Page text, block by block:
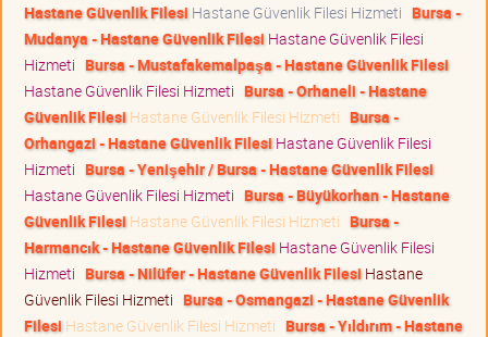
Hastane Güvenlik Filesi Hastane Güvenlik Filesi Hizmeti Bursa -
Mudanya - Hastane Güvenlik Filesi Hastane Güvenlik Filesi
Hizmeti Bursa - Mustafakemalpaşa - Hastane Güvenlik Filesi
Hastane Güvenlik Filesi Hizmeti Bursa - Orhaneli - Hastane
Güvenlik Filesi Hastane Güvenlik Filesi Hizmeti Bursa -
Orhangazi - Hastane Güvenlik Filesi Hastane Güvenlik Filesi
Hizmeti Bursa - Yenişehir / Bursa - Hastane Güvenlik Filesi
Hastane Güvenlik Filesi Hizmeti Bursa - Büyükorhan - Hastane
Güvenlik Filesi Hastane Güvenlik Filesi Hizmeti Bursa -
Harmancık - Hastane Güvenlik Filesi Hastane Güvenlik Filesi
Hizmeti Bursa - Nilüfer - Hastane Güvenlik Filesi Hastane
Güvenlik Filesi Hizmeti Bursa - Osmangazi - Hastane Güvenlik
Filesi Hastane Güvenlik Filesi Hizmeti Bursa - Yıldırım - Hastane